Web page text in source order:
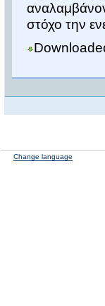
στόχο την
Change language